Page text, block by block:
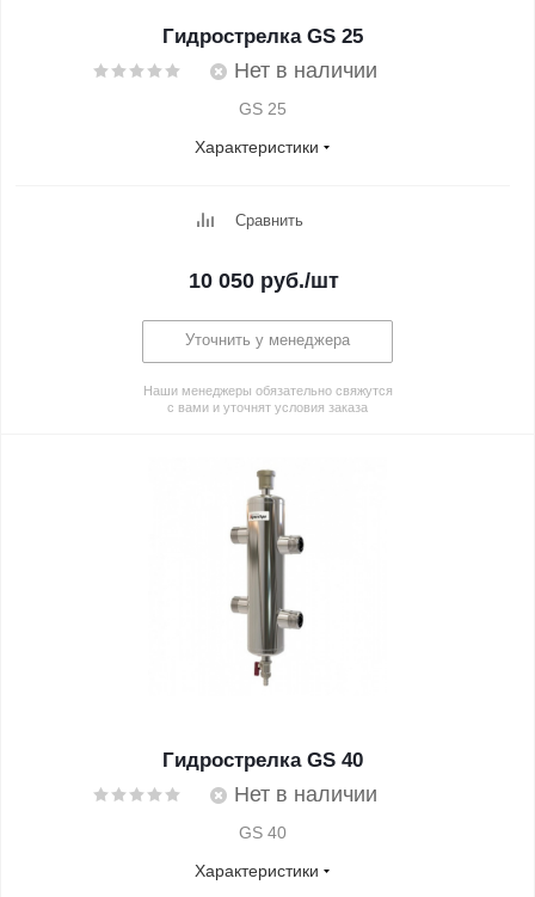
Гидрострелка GS 25
Нет в наличии
GS 25
Характеристики
Сравнить
10 050руб./шт
Уточнить у менеджера
Наши менеджеры обязательно свяжутся
с вами и уточнят условия заказа
Гидрострелка GS 40
Нет в наличии
GS 40
Характеристики